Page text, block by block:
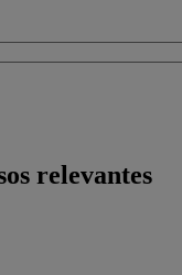
relevantes